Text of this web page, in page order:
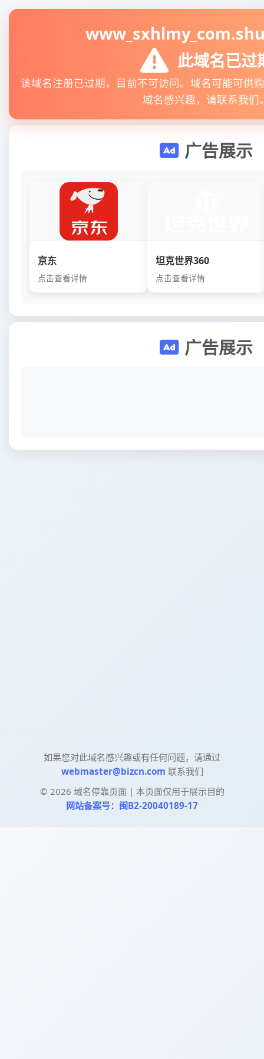
此域名已过
该域名注册已过期，目前不可访问。域名可能可供
域名感兴趣，请联系我们
广告展示
京东
点击查看详情
坦克世界360
点击查看详情
广告展示
如果您对此域名感兴趣或有任何问题，请通过
webmaster@bizcn.com 联系我们
© 2026 域名停靠页面 | 本页面仅用于展示目的
网站备案号：闽B2-20040189-17